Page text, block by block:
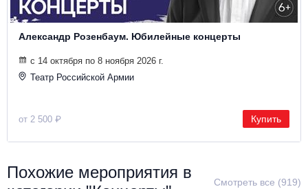
Александр Розенбаум. Юбилейные концерты
с 14 октября по 8 ноября 2026 г.
Театр Российской Армии
от 2 500 ₽ Купить
Похожие мероприятия в
Смотреть все (919)